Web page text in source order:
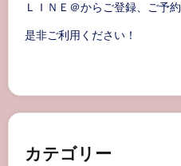
ＬＩＮＥ＠からご登録、ご予
是非ご利用ください！
カテゴリー